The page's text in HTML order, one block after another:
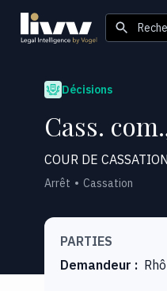
Décisions
Cass.
COUR DE CASSATION
Arrêt Cassation
PARTIES
Demandeur :